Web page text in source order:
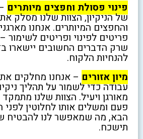
פינוי פסולת וחפצים מיותרים
של הניקיון, הצוות שלנו מסלק
פריטים לפינוי ופריטים לשימור
שרק הדברים החשובים יישארו
להנחיות הלקוח.
מיון אזורים – אנחנו מחלקים את
עבודה כדי לשמור על תהליך
מאורגן ויעיל. הצוות שלנו
פעם ומשלים אותו לחלוטין לפני
הבא, מה שמאפשר לנו להבטיח
תישכח.